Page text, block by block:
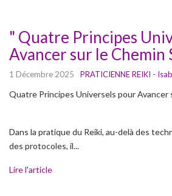
" Quatre Principes
Avancer sur le Chemin
1 Décembre 2025 PRATICIENNE REIKI -
Quatre Principes Universels pour Avancer
Dans la pratique du Reiki, au-delà des
des protocoles, il...
Lire l'article